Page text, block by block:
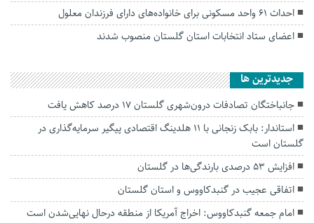
احداث ۶۱ واحد مسکونی برای خانواده‌های دارای فرزندان معلول
اعضای ستاد انتخابات استان گلستان منصوب شدند
جديدترين ها
جانباختگان تصادفات درون‌شهری گلستان ۱۷ درصد کاهش یافت
استاندار: بابک زنجانی با ۱۱ هلدینگ اقتصادی پیگیر سرمایه‌گذاری در
گلستان است
افزایش ۵۳ درصدی بارندگی‌ها در گلستان
اتفاقی عجیب در‌ گنبدکاووس و استان گلستان
امام جمعه گنبدکاووس: اخراج آمریکا از منطقه درحال نهایی‌شدن است